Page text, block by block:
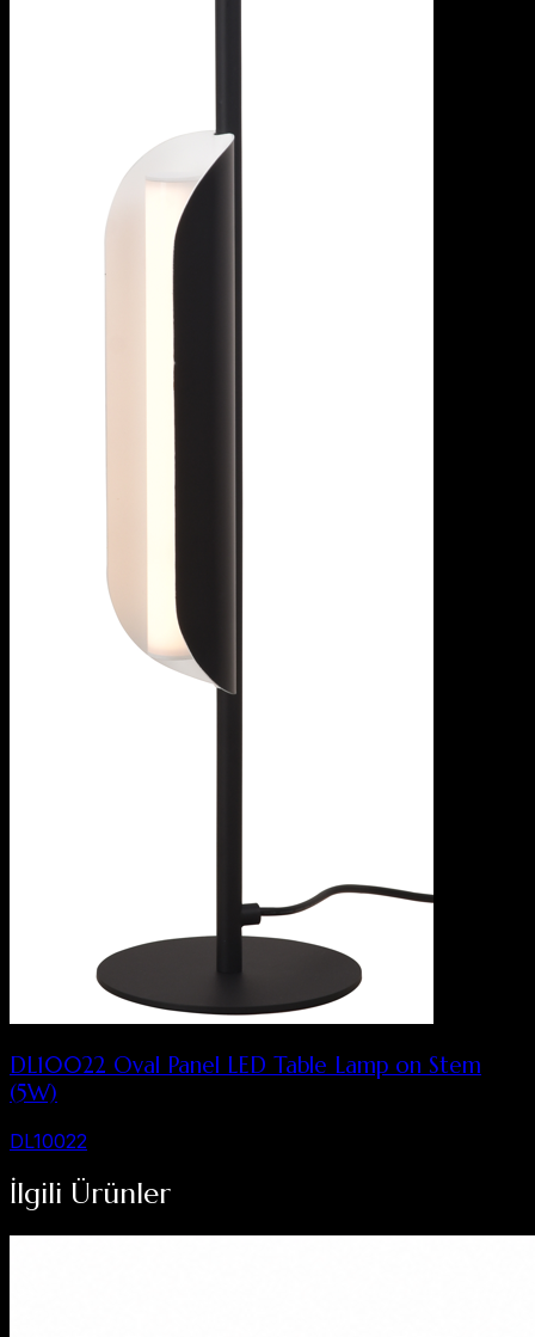
DL10022 Oval Panel LED Table Lamp on Stem
(5W)
DL10022
İlgili Ürünler